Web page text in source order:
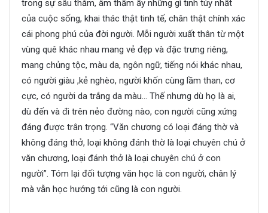
trong sự sâu thẳm, âm thầm ấy những gì tinh túy nhất
của cuộc sống, khai thác thật tinh tế, chân thật chính xác
cái phong phú của đời người. Mỗi người xuất thân từ một
vùng quê khác nhau mang vẻ đẹp và đặc trưng riêng,
mang chủng tộc, màu da, ngôn ngữ, tiếng nói khác nhau,
có người giàu ,kẻ nghèo, người khốn cùng lầm than, cơ
cực, có người da trắng da màu… Thế nhưng dù họ là ai,
dù đến và đi trên nẻo đường nào, con người cũng xứng
đáng được trân trọng. “Văn chương có loại đáng thờ và
không đáng thở, loại không đánh thờ là loại chuyên chú ở
văn chương, loại đánh thở là loại chuyên chú ở con
người”. Tóm lại đối tượng văn học là con người, chân lý
mà vẫn học hướng tới cũng là con người.